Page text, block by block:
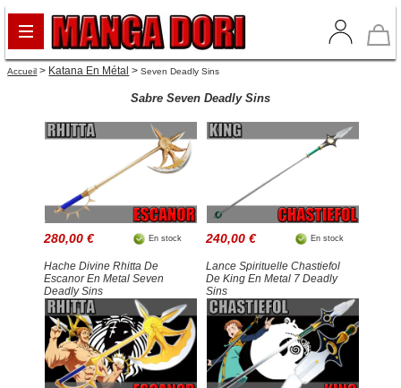
Accueil > Katana En Métal >Seven Deadly Sins
Sabre Seven Deadly Sins
280,00 € En stock
Hache Divine Rhitta De
Escanor En Metal Seven
Deadly Sins
240,00 € En stock
Lance Spirituelle Chastiefol
De King En Metal 7 Deadly
Sins